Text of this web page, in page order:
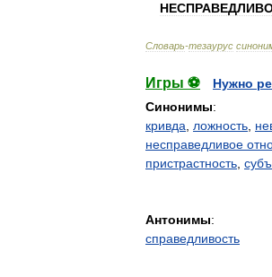
Словарь-тезаурус
Игры ⚽
Нужно
Синонимы:
кривда
ложность
несправедливое
пристрастность
Антонимы:
справедливость